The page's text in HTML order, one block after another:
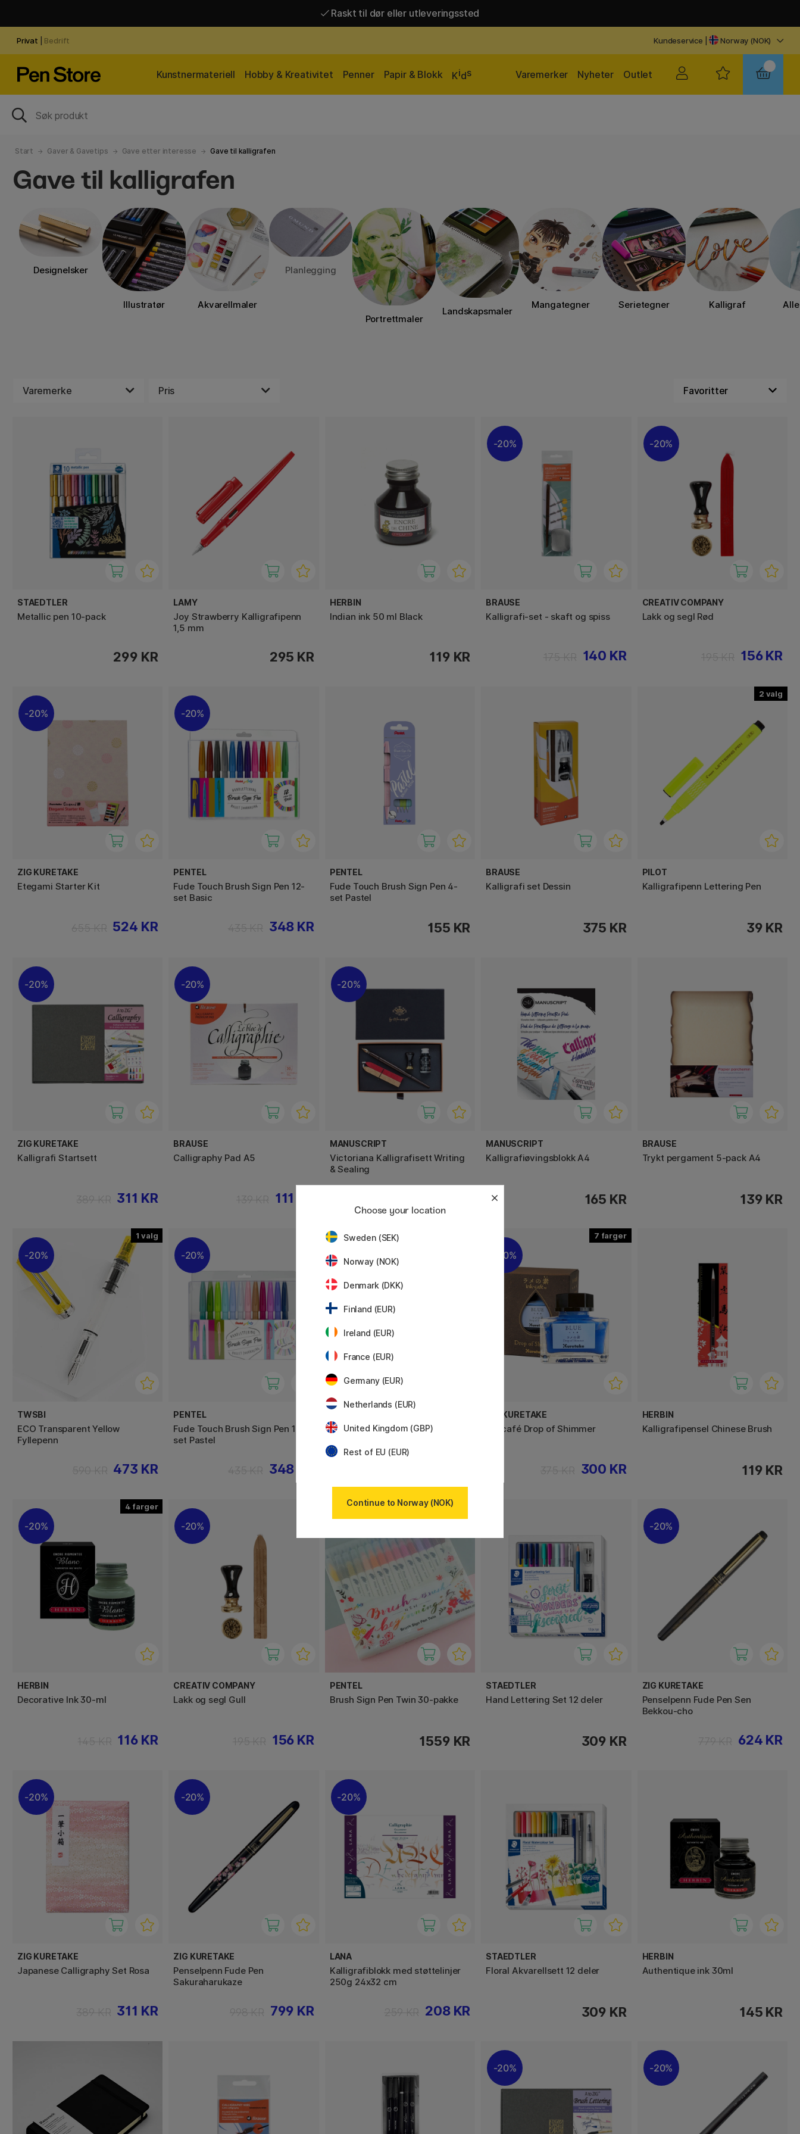
Fri frakt over 649 kr*
Privat Bedrift Kundeservice | Norway (NOK)
Kunstnermateriell Hobby & Kreativitet Penner Papir & Blokk Kids Outlet
Nyheter
Varemerker
Start Gaver & Gavetips Gave etter interesse Gave til kalligrafen
Gave til kalligrafen
Designelsker
Illustratør Akvarellmaler
Planlegging
Portrettmaler
Landskapsmaler
Mangategner Serietegner Kalligraf
Varemerke Pris
STAEDTLER
Metallic pen 10-pack
299 KR
LAMY
Joy Strawberry Kalligrafipenn
1,5 mm
295 KR
HERBIN
Indian ink 50 ml Black
119 KR
20%
BRAUSE
Kalligrafi-set - skaft og spiss
140 KR
20%
CREATIV COMPANY
Lakk og segl Rød
156 KR
20%
ZIG KURETAKE
Etegami Starter Kit
524 KR
20%
PENTEL
Fude Touch Brush Sign Pen 12-
set Basic
348 KR
PENTEL
Fude Touch Brush Sign Pen 4-
set Pastel
155 KR
BRAUSE
Kalligrafi set Dessin
375 KR
2
PILOT
Kalligrafipenn Lettering Pen
39 KR
20%
ZIG KURETAKE
Kalligrafi Startsett
311 KR
20%
BRAUSE
Calligraphy Pad A5
111 KR
20%
MANUSCRIPT
Victoriana Kalligrafisett Writing
& Sealing
MANUSCRIPT
Kalligrafiøvingsblokk A4
165 KR
BRAUSE
Trykt pergament 5-pack A4
139 KR
1
20%
TWSBI
ECO Transparent Yellow
Fyllepenn
473 KR
20%
PENTEL
Fude Touch Brush Sign Pen 12-
set Pastel
348 KR
Fude Touch Brush Sign Pen 4-
7
20%
ZIG KURETAKE
ink-café Drop of Shimmer
300 KR
HERBIN
Kalligrafipensel Chinese Brush
119 KR
4
20%
HERBIN
Decorative Ink 30-ml
116 KR
20%
CREATIV COMPANY
Lakk og segl Gull
156 KR
PENTEL
Brush Sign Pen Twin 30-pakke
1559 KR
STAEDTLER
Hand Lettering Set 12 deler
309 KR
20%
ZIG KURETAKE
Penselpenn Fude Pen Sen
Bekkou-cho
624 KR
20%
ZIG KURETAKE
Japanese Calligraphy Set Rosa
311 KR
20%
ZIG KURETAKE
Penselpenn Fude Pen
Sakuraharukaze
799 KR
20%
LANA
Kalligrafiblokk med støttelinjer
250g 24x32 cm
208 KR
STAEDTLER
Floral Akvarellsett 12 deler
309 KR
HERBIN
Authentique ink 30ml
145 KR
20% 20%
Choose your location
Sweden (SEK)
Norway (NOK)
Denmark (DKK)
Finland (EUR)
Ireland (EUR)
France (EUR)
Germany (EUR)
Netherlands (EUR)
United Kingdom (GBP)
Rest of EU (EUR)
Continue to Norway (NOK)